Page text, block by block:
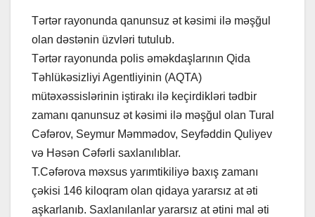
Tərtər rayonunda qanunsuz ət kəsimi ilə məşğul
olan dəstənin üzvləri tutulub.
Tərtər rayonunda polis əməkdaşlarının Qida
Təhlükəsizliyi Agentliyinin (AQTA)
mütəxəssislərinin iştirakı ilə keçirdikləri tədbir
zamanı qanunsuz ət kəsimi ilə məşğul olan Tural
Cəfərov, Seymur Məmmədov, Seyfəddin Quliyev
və Həsən Cəfərli saxlanılıblar.
T.Cəfərova məxsus yarımtikiliyə baxış zamanı
çəkisi 146 kiloqram olan qidaya yararsız at əti
aşkarlanıb. Saxlanılanlar yararsız at ətini mal əti